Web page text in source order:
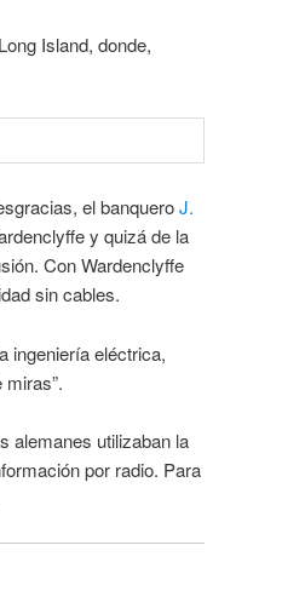
Island, donde,
el banqueroJ.
y quizá de la
Con Wardenclyffe
sin cables.
ingeniería eléctrica,
alemanes utilizaban la
por radio. Para